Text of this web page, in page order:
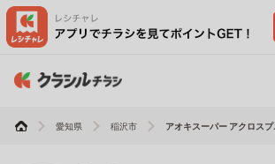
愛知県 稲沢市 アオキスーパー アクロスプ